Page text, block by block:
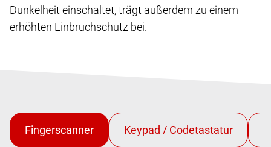
Dunkelheit einschaltet, trägt außerdem zu einem
erhöhten Einbruchschutz bei.